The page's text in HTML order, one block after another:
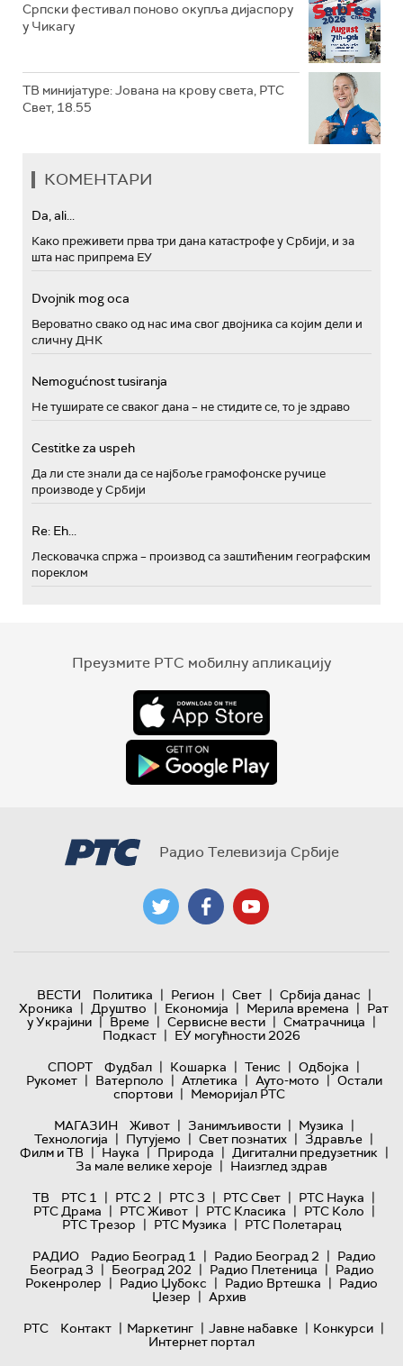
Српски фестивал поново окупља дијаспору
у Чикагу
ТВ минијатуре: Јована на крову света, РТС
Свет, 18.55
КОМЕНТАРИ
Da, ali...
Како преживети прва три дана катастрофе у Србији, и за
шта нас припрема ЕУ
Dvojnik mog oca
Вероватно свако од нас има свог двојника са којим дели и
сличну ДНК
Nemogućnost tusiranja
Не туширате се сваког дана – не стидите се, то је здраво
Cestitke za uspeh
Да ли сте знали да се најбоље грамофонске ручице
производе у Србији
Re: Eh...
Лесковачка спржа – производ са заштићеним географским
пореклом
Преузмите РТС мобилну апликацију
Радио Телевизија Србије
ВЕСТИ Политика | Регион | Свет | Србија данас |
Хроника | Друштво | Економија | Мерила времена | Рат
у Украјини | Време | Сервисне вести | Сматрачница |
Подкаст | ЕУ могућности 2026
СПОРТ
Фудбал | Кошарка | Тенис | Одбојка |
Рукомет | Ватерполо | Атлетика | Ауто-мото | Остали
спортови | Меморијал РТС
МАГАЗИН
Живот | Занимљивости | Музика |
Технологијa | Путујемо | Свет познатих | Здравље |
Филм и ТВ | Наука | Природа | Дигитални предузетник |
За мале велике хероје | Наизглед здрав
ТВ
РТС 1 | РТС 2 | РТС 3 | РТС Свет | РТС Наука |
РТС Драма | РТС Живот | РТС Класика | РТС Коло |
РТС Трезор | РТС Музика | РТС Полетарац
РАДИО
Радио Београд 1 | Радио Београд 2 | Радио
Београд 3 | Београд 202 | Радио Плетеница | Радио
Рокенролер | Радио Џубокс | Радио Вртешка | Радио
Џезер | Архив
РТС
Контакт | Маркетинг | Јавне набавке | Конкурси |
Интернет портал